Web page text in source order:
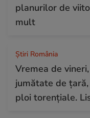
planurilor de
mult
Știri România
Vremea de
jumătate de
ploi torențiale.